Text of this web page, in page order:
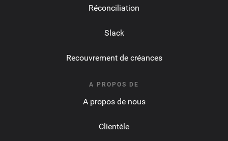
Réconciliation
Slack
Recouvrement de créances
A PROPOS DE
A propos de nous
Clientèle